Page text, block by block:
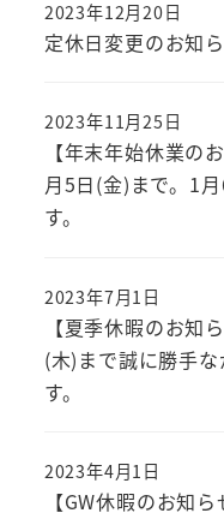
定休日変更のお知
2023年12月20日
【年末年始休業の
月5日(金)まで。1
す。
2023年11月25日
【夏季休暇のお知
(木)まで誠に勝手
す。
2023年7月1日
【GW休暇のお知
2023年4月1日